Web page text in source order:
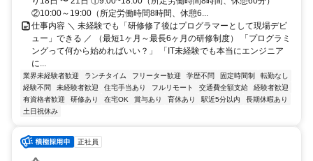
②10:00～19:00（所定労働時間8時間、休憩6...
仕事内容 ＼ 未経験でも「研修修了後はプログラマーとして現場デビ
ュー」できる ／ （最短1ヶ月～最長6ヶ月の研修制度） 「プログラミ
ングって何から始めればいい？」 「IT未経験でも本当にエンジニア
に...
業界未経験者歓迎 ランチタイム フリーター歓迎 学歴不問 固定時間制
転勤なし
経験不問
未経験者歓迎 住宅手当あり フルリモート 交通費全額支給
経験者歓迎
有資格者歓迎
研修あり 在宅OK 賞与あり 育休あり 駅近5分以内
長期休暇あり
土日祝休み
正社員